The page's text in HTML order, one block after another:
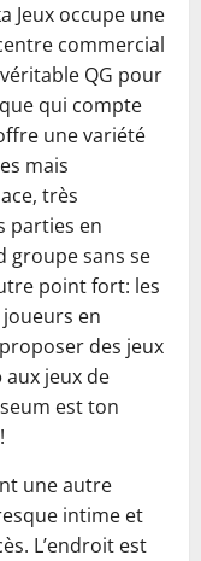
Jeux occupe une
commercial
QG pour
qui compte
une variété
mais
très
parties en
groupe sans se
point fort: les
en
des jeux
aux jeux de
est ton
une autre
intime et
L’endroit est